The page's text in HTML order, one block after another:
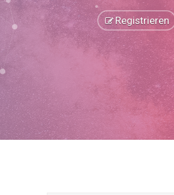
Registrieren